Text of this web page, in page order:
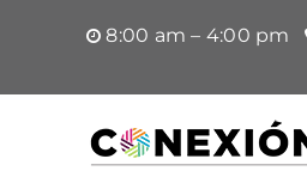
8:00 am – 4:00 pm